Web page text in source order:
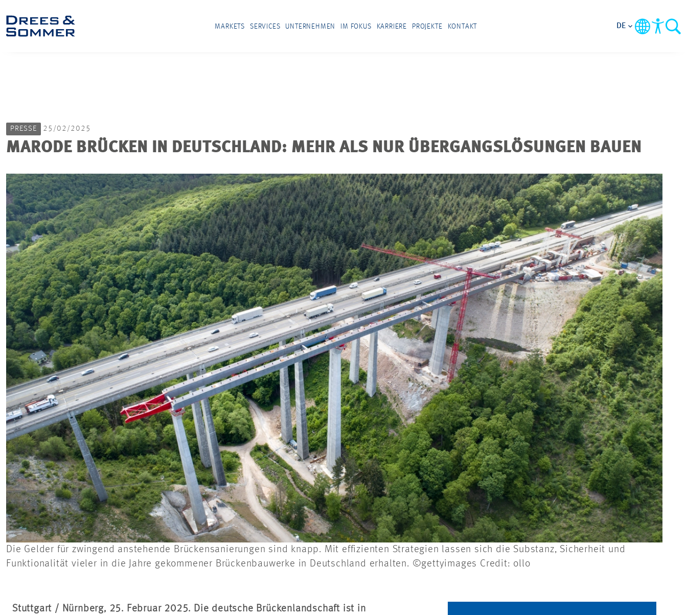
MARKETS SERVICES UNTERNEHMEN IM FOKUS KARRIERE PROJEKTE KONTAKT DE
PRESSE 25/02/2025
MARODE BRÜCKEN IN DEUTSCHLAND: MEHR ALS NUR ÜBERGANGSLÖSUNGEN BAUEN
Die Gelder für zwingend anstehende Brückensanierungen sind knapp. Mit effizienten Strategien lassen sich die Substanz, Sicherheit und
Funktionalität vieler in die Jahre gekommener Brückenbauwerke in Deutschland erhalten. ©gettyimages Credit: ollo
Stuttgart / Nürnberg, 25. Februar 2025. Die deutsche Brückenlandschaft ist in